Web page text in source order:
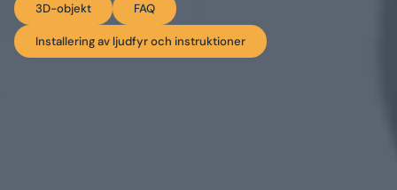
3D-objekt FAQ
Installering av ljudfyr och instruktioner